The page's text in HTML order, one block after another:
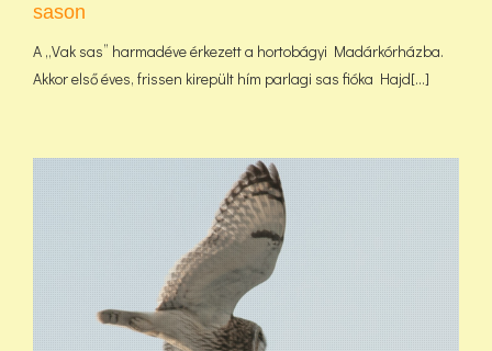
sason
A „Vak sas” harmadéve érkezett a hortobágyi Madárkórházba.
Akkor első éves, frissen kirepült hím parlagi sas fióka Hajd[...]